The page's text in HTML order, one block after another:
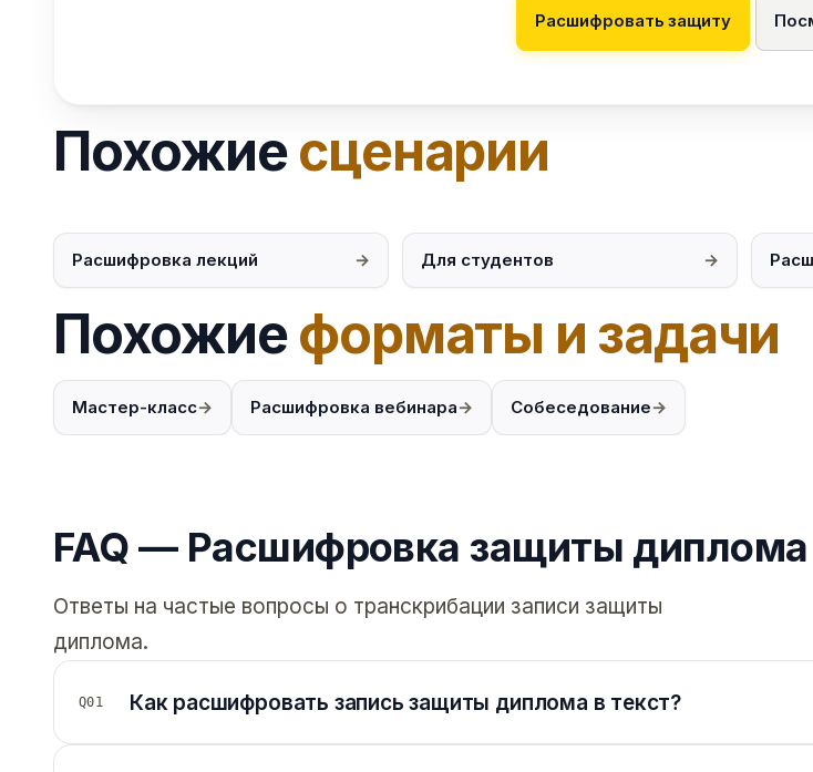
Расшифровать защиту
Похожиесценарии
Расшифровка лекций Для студентов
Похожиеформаты и задачи
Мастер-класс Расшифровка вебинара Собеседование
FAQ — Расшифровка защиты диплома
Ответы на частые вопросы о транскрибации записи защиты
диплома.
Q01 Как расшифровать запись защиты диплома в текст?